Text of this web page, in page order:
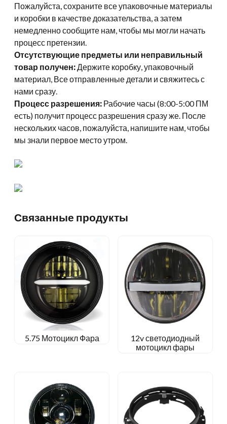
Пожалуйста, сохраните все упаковочные материалы
и коробки в качестве доказательства, а затем
немедленно сообщите нам, чтобы мы могли начать
процесс претензии.
Отсутствующие предметы или неправильный
товар получен: Держите коробку, упаковочный
материал, Все отправленные детали и свяжитесь с
нами сразу.
Процесс разрешения: Рабочие часы (8:00-5:00 ПМ
есть) получит процесс разрешения сразу же. После
нескольких часов, пожалуйста, напишите нам, чтобы
мы знали первое место утром.
Связанные продукты
5.75 Мотоцикл Фара
12v светодиодный
мотоцикл фары